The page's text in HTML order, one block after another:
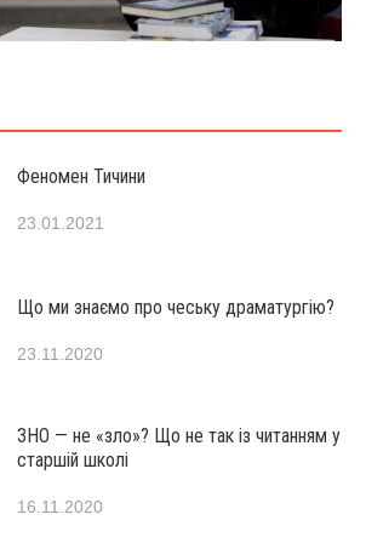
Феномен Тичини
23.01.2021
Що ми знаємо про чеську драматургію?
23.11.2020
ЗНО — не «зло»? Що не так із читанням у
старшій школі
16.11.2020